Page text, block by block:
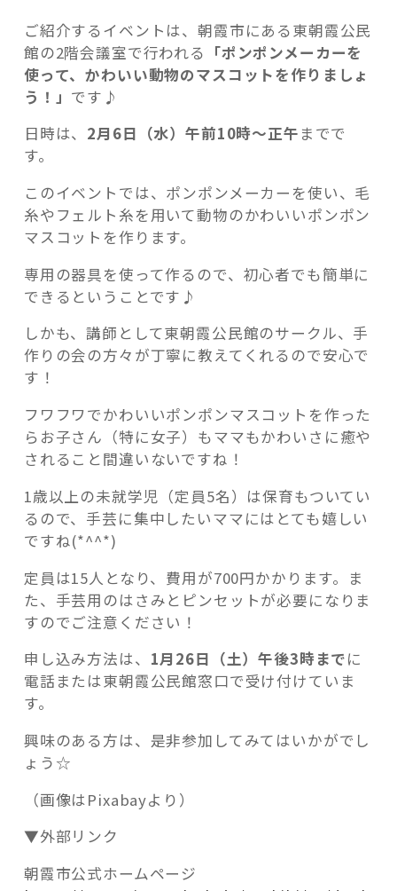
ご紹介するイベントは、朝霞市にある東朝霞公民
館の2階会議室で行われる 「ポンポンメーカーを
使って、かわいい動物のマスコットを作りましょ
う！」 です♪
日時は、 2月6日（水）午前10時～正午 までで
す。
このイベントでは、ポンポンメーカーを使い、毛
糸やフェルト糸を用いて動物のかわいいポンポン
マスコットを作ります。
専用の器具を使って作るので、初心者でも簡単に
できるということです♪
しかも、講師として東朝霞公民館のサークル、手
作りの会の方々が丁寧に教えてくれるので安心で
す！
フワフワでかわいいポンポンマスコットを作った
らお子さん（特に女子）もママもかわいさに癒や
されること間違いないですね！
1歳以上の未就学児（定員5名）は保育もついてい
るので、手芸に集中したいママにはとても嬉しい
ですね(*^^*)
定員は15人となり、費用が700円かかります。ま
た、手芸用のはさみとピンセットが必要になりま
すのでご注意ください！
申し込み方法は、 1月26日（土）午後3時までに
電話または東朝霞公民館窓口で受け付けていま
す。
興味のある方は、是非参加してみてはいかがでし
ょう☆
（画像はPixabayより）
▼外部リンク
朝霞市公式ホームページ